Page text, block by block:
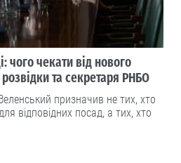
чого чекати від нового
та секретаря РНБО
призначив не тих, хто
відповідних посад, а тих, хто